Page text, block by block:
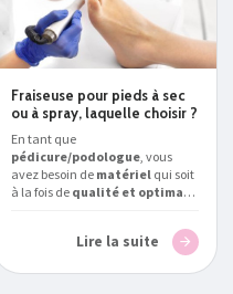
Fraiseuse pour pieds à sec
ou à spray, laquelle choisir ?
En tant que
pédicure/podologue , vous
avez besoin de matériel qui soit
à la fois de qualité et optimal
, expert en la matière,
vous aide à répondre à la
Lire la suite